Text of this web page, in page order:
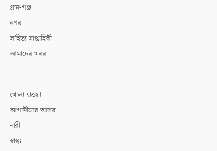
গ্রাম-গঞ্জ
নগর
সাহিত্য সাপ্তাহিকী
আমাদের খবর
খোলা হাওয়া
আগামীদের আসর
নারী
স্বাস্থ্য